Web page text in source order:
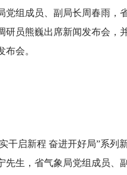
党组成员、副局长周春雨，
研员熊巍出席新闻发布会，
会。
干启新程 奋进开好局”系列
先生，省气象局党组成员、